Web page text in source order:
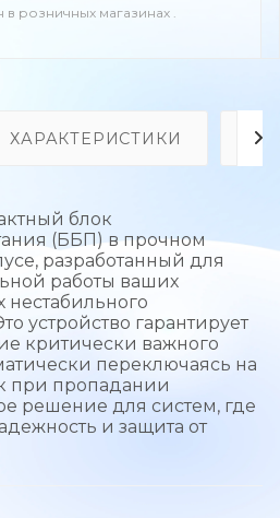
в розничных магазинах .
ХАРАКТЕРИСТИКИ
блок
(ББП) в прочном
разработанный для
работы ваших
нестабильного
устройство гарантирует
критически важного
переключаясь на
при пропадании
решение для систем, где
и защита от